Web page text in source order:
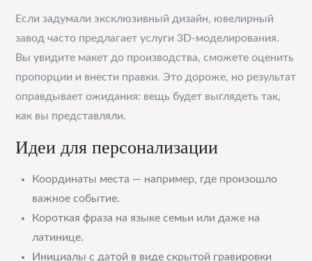
Если задумали эксклюзивный дизайн, ювелирный
завод часто предлагает услуги 3D-моделирования.
Вы увидите макет до производства, сможете оценить
пропорции и внести правки. Это дороже, но результат
оправдывает ожидания: вещь будет выглядеть так,
как вы представляли.
Идеи для персонализации
Координаты места — например, где произошло
важное событие.
Короткая фраза на языке семьи или даже на
латинице.
Инициалы с датой в виде скрытой гравировки